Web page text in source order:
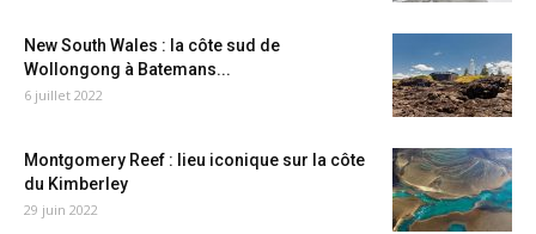
New South Wales : la côte sud de
Wollongong à Batemans...
6 juillet 2022
Montgomery Reef : lieu iconique sur la côte
du Kimberley
29 juin 2022